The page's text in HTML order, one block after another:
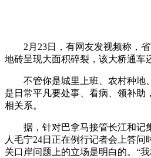
2月23日，有网友发视频称，省
地砖呈现大面积碎裂，该大桥通车
不管你是城里上班、农村种地
是日常平凡要处事、看病、领补助
相关系。
据，针对巴拿马接管长江和记
人毛宁24日正在例行记者会上答问
关口岸问题上的立场是明白的。“